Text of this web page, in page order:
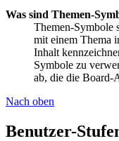
Was sind Themen-
Themen-Symbole
mit einem Thema
Inhalt
Symbole zu
ab, die die Board-
Nach oben
Benutzer-